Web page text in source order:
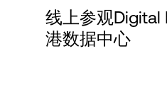
专业知识和资源
线上参观Digital
港数据中心